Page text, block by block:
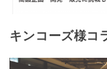
キンコーズ様コ